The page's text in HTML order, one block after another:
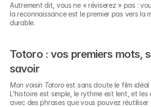
Autrement dit, vous ne « réviserez » pas :
la reconnaissance est le premier pas vers la
durable.
Totoro : vos premiers mots,
savoir
Mon voisin Totoro est sans doute le film idéal
L'histoire est simple, le rythme est lent, et
avec des phrases que vous pouvez réutiliser